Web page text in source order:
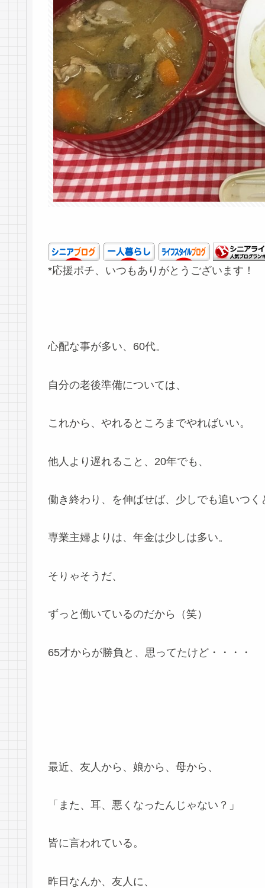
*応援ポチ、いつもありがとうございます！
心配な事が多い、60代。
自分の老後準備については、
これから、やれるところまでやればいい。
他人より遅れること、20年でも、
働き終わり、を伸ばせば、少しでも追いつく
専業主婦よりは、年金は少しは多い。
そりゃそうだ、
ずっと働いているのだから（笑）
65才からが勝負と、思ってたけど・・・・
最近、友人から、娘から、母から、
「また、耳、悪くなったんじゃない？」
皆に言われている。
昨日なんか、友人に、